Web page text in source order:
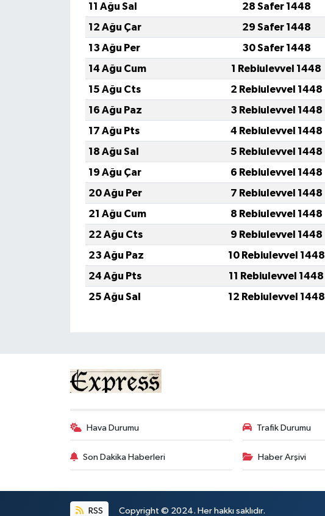
11 Ağu Sal
28 Safer 1448
12 Ağu Çar
29 Safer 1448
13 Ağu Per
30 Safer 1448
14 Ağu Cum
1 Rebiulevvel 1448
15 Ağu Cts
2 Rebiulevvel 1448
16 Ağu Paz
3 Rebiulevvel 1448
17 Ağu Pts
4 Rebiulevvel 1448
18 Ağu Sal
5 Rebiulevvel 1448
19 Ağu Çar
6 Rebiulevvel 1448
20 Ağu Per
7 Rebiulevvel 1448
21 Ağu Cum
8 Rebiulevvel 1448
22 Ağu Cts
9 Rebiulevvel 1448
23 Ağu Paz
10 Rebiulevvel 1448
24 Ağu Pts
11 Rebiulevvel 1448
25 Ağu Sal
12 Rebiulevvel 1448
Hava Durumu Trafik Durumu
Son Dakika Haberleri Haber Arşivi
RSS Copyright © 2024. Her hakkı saklıdır.